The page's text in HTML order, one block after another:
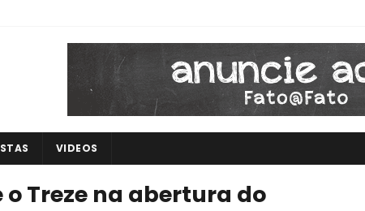
VIDEOS
Treze na abertura do